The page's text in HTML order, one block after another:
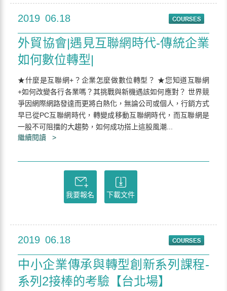
2019 06.18
外貿協會|遇見互聯網時代-傳統企業
如何數位轉型|
★什麼是互聯網+？企業怎麼做數位轉型？ ★您知道互聯網
+如何改變各行各業嗎？其挑戰與新機遇該如何應對？ 世界競
爭因網際網路發達而更將白熱化，無論公司或個人，行銷方式
早已從PC互聯網時代，轉變成移動互聯網時代，而互聯網是
一股不可阻擋的大趨勢，如何成功搭上這股風潮...
繼續閱讀 >
我要報名 下載文件
2019 06.18
中小企業傳承與轉型創新系列課程-
系列2接棒的考驗【台北場】